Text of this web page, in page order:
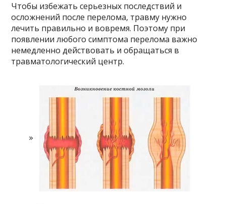
Чтобы избежать серьезных последствий и
осложнений после перелома, травму нужно
лечить правильно и вовремя. Поэтому при
появлении любого симптома перелома важно
немедленно действовать и обращаться в
травматологический центр.